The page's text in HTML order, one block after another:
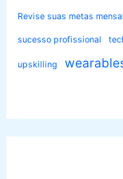
Revise suas metas
sucesso profissional
upskilling